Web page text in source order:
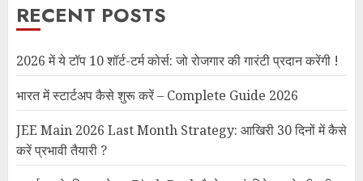
RECENT POSTS
2026 में ये टॉप 10 शॉर्ट-टर्म कोर्स: जो रोजगार की गारंटी प्रदान करेंगी !
भारत में स्टार्टअप कैसे शुरू करें – Complete Guide 2026
JEE Main 2026 Last Month Strategy: आखिरी 30 दिनों में कैसे
करें प्रभावी तैयारी ?